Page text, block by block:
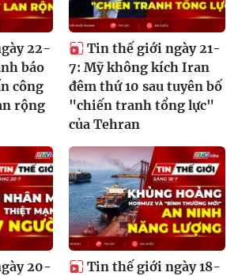
22-
báo
công
rộng
Tin thế giới ngày 21-
7: Mỹ không kích Iran
đêm thứ 10 sau tuyên bố
"chiến tranh tổng lực"
của Tehran
20-
Tin thế giới ngày 18-